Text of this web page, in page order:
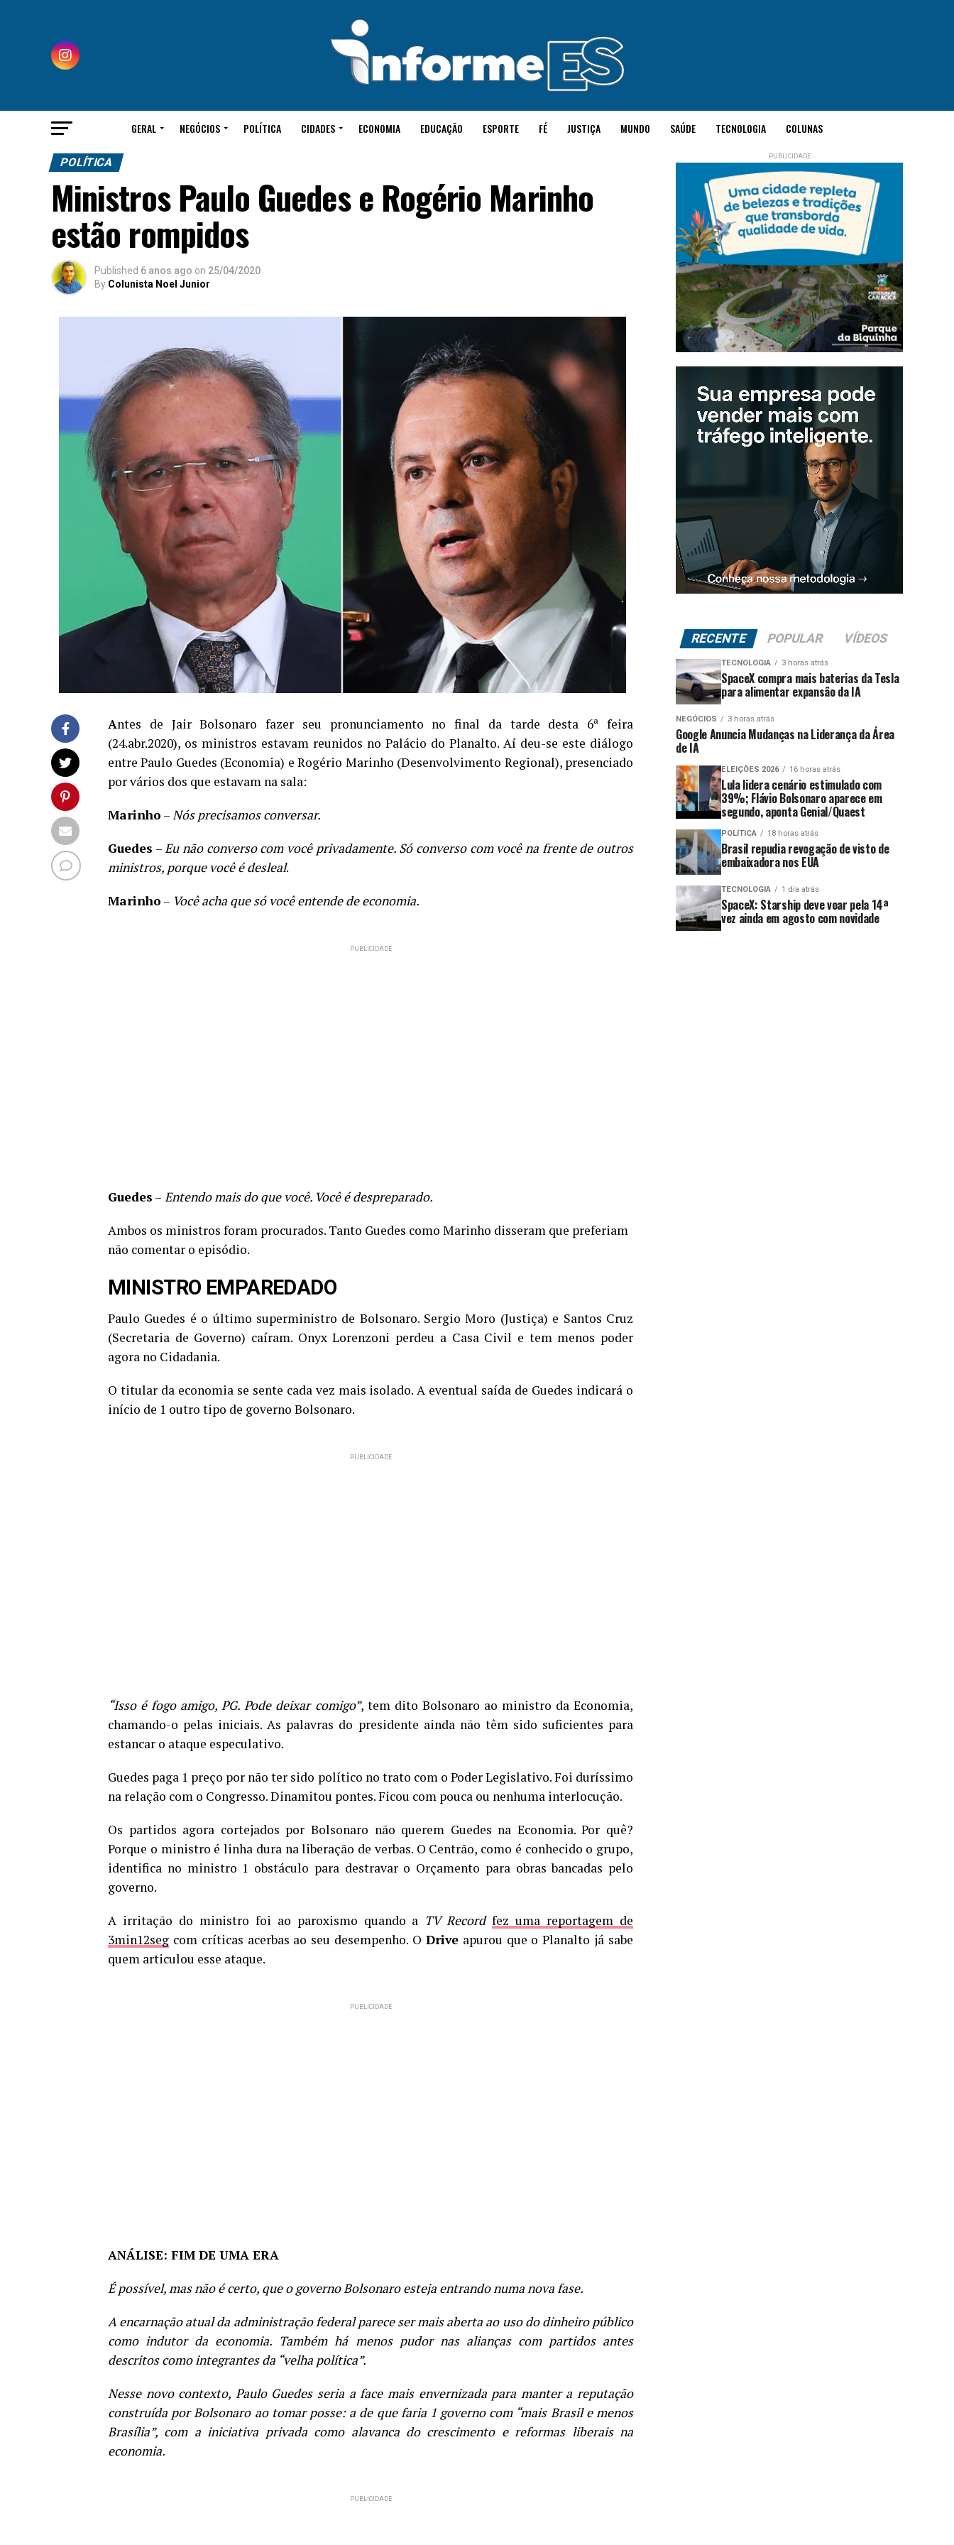
GERAL NEGÓCIOS POLÍTICA CIDADES ECONOMIA EDUCAÇÃO ESPORTE FÉ JUSTIÇA MUNDO SAÚDE TECNOLOGIA COLUNAS
POLÍTICA
Ministros Paulo Guedes e Rogério Marinho
estão rompidos
Published 6 anos ago on 25/04/2020
By Colunista Noel Junior
Antes de Jair Bolsonaro fazer seu pronunciamento no final da tarde desta 6ª feira
(24.abr.2020), os ministros estavam reunidos no Palácio do Planalto. Aí deu-se este diálogo
entre Paulo Guedes (Economia) e Rogério Marinho (Desenvolvimento Regional), presenciado
por vários dos que estavam na sala:
Marinho –Nós precisamos conversar.
Guedes –Eu não converso com você privadamente. Só converso com você na frente de outros
ministros, porque você é desleal.
Marinho – Você acha que só você entende de economia.
Guedes – Entendo mais do que você. Você é despreparado.
Ambos os ministros foram procurados. Tanto Guedes como Marinho disseram que preferiam
não comentar o episódio.
MINISTRO EMPAREDADO
Paulo Guedes é o último superministro de Bolsonaro. Sergio Moro (Justiça) e Santos Cruz
(Secretaria de Governo) caíram. Onyx Lorenzoni perdeu a Casa Civil e tem menos poder
agora no Cidadania.
O titular da economia se sente cada vez mais isolado. A eventual saída de Guedes indicará o
início de 1 outro tipo de governo Bolsonaro.
“Isso é fogo amigo, PG. Pode deixar comigo”, tem dito Bolsonaro ao ministro da Economia,
chamando-o pelas iniciais. As palavras do presidente ainda não têm sido suficientes para
estancar o ataque especulativo.
Guedes paga 1 preço por não ter sido político no trato com o Poder Legislativo. Foi duríssimo
na relação com o Congresso. Dinamitou pontes. Ficou com pouca ou nenhuma interlocução.
Os partidos agora cortejados por Bolsonaro não querem Guedes na Economia. Por quê?
Porque o ministro é linha dura na liberação de verbas. O Centrão, como é conhecido o grupo,
identifica no ministro 1 obstáculo para destravar o Orçamento para obras bancadas pelo
governo.
A irritação do ministro foi ao paroxismo quando a TV Record fez uma reportagem de
3min12seg com críticas acerbas ao seu desempenho. O Driveapurou que o Planalto já sabe
quem articulou esse ataque.
ANÁLISE: FIM DE UMA ERA
É possível, mas não é certo, que o governo Bolsonaro esteja entrando numa nova fase.
A encarnação atual da administração federal parece ser mais aberta ao uso do dinheiro público
como indutor da economia. Também há menos pudor nas alianças com partidos antes
descritos como integrantes da “velha política”.
Nesse novo contexto, Paulo Guedes seria a face mais envernizada para manter a reputação
construída por Bolsonaro ao tomar posse: a de que faria 1 governo com “mais Brasil e menos
Brasília”, com a iniciativa privada como alavanca do crescimento e reformas liberais na
economia.
RECENTE POPULAR VÍDEOS
TECNOLOGIA 3 horas atrás
SpaceX compra mais baterias da Tesla
para alimentar expansão da IA
NEGÓCIOS 3 horas atrás
Google Anuncia Mudanças na Liderança da Área
de IA
ELEIÇÕES 2026 16 horas atrás
Lula lidera cenário estimulado com
39%; Flávio Bolsonaro aparece em
segundo, aponta Genial/Quaest
POLÍTICA 18 horas atrás
Brasil repudia revogação de visto de
embaixadora nos EUA
TECNOLOGIA 1 dia atrás
SpaceX: Starship deve voar pela 14ª
vez ainda em agosto com novidade